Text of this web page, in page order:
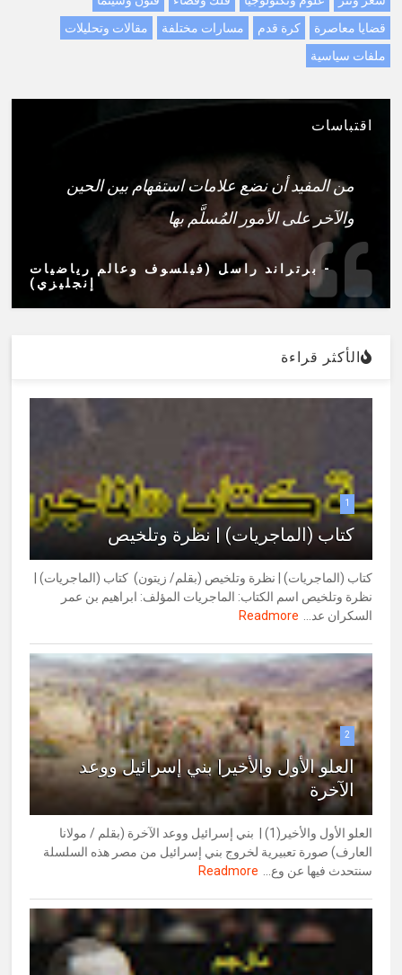
قضايا معاصرة
كرة قدم مسارات مختلفة
مقالات وتحليلات
ملفات سياسية
اقتباسات
من المفيد أن نضع علامات استفهام بين الحين
والآخر على الأمور المُسلَّم بها
- برتراند راسل (فيلسوف وعالم رياضيات
إنجليزي)
الأكثر قراءة
1
كتاب (الماجريات) | نظرة وتلخيص
كتاب (الماجريات) | نظرة وتلخيص (بقلم/ زيتون) كتاب (الماجريات) |
نظرة وتلخيص اسم الكتاب: الماجريات المؤلف: ابراهيم بن عمر
السكران عد...
Readmore
2
العلو الأول والأخير| بني إسرائيل ووعد
الآخرة
العلو الأول والأخير(1) | بني إسرائيل ووعد الآخرة (بقلم / مولانا
العارف) صورة تعبيرية لخروج بني إسرائيل من مصر هذه السلسلة
سنتحدث فيها عن وع...
Readmore